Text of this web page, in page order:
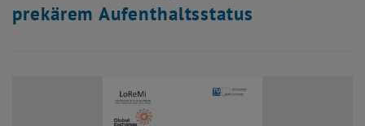
prekärem Aufenthaltsstatus